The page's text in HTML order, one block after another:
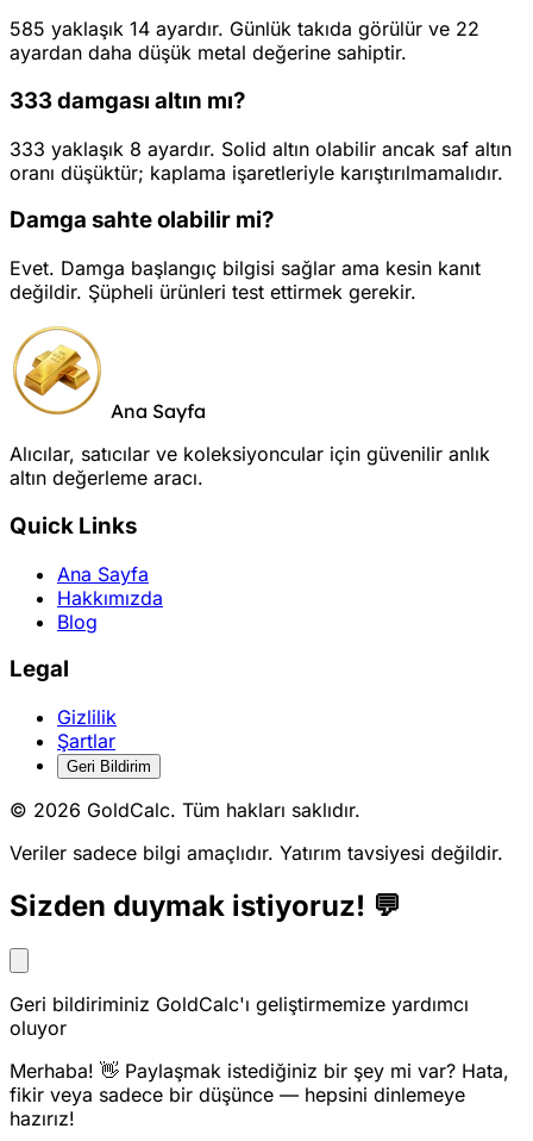
585 yaklaşık 14 ayardır. Günlük takıda görülür ve 22
ayardan daha düşük metal değerine sahiptir.
333 damgası altın mı?
333 yaklaşık 8 ayardır. Solid altın olabilir ancak saf altın
oranı düşüktür; kaplama işaretleriyle karıştırılmamalıdır.
Damga sahte olabilir mi?
Evet. Damga başlangıç bilgisi sağlar ama kesin kanıt
değildir. Şüpheli ürünleri test ettirmek gerekir.
Ana Sayfa
Alıcılar, satıcılar ve koleksiyoncular için güvenilir anlık
altın değerleme aracı.
Quick Links
Ana Sayfa
Hakkımızda
Blog
Legal
Gizlilik
Şartlar
Geri Bildirim
© 2026 GoldCalc. Tüm hakları saklıdır.
Veriler sadece bilgi amaçlıdır. Yatırım tavsiyesi değildir.
Sizden duymak istiyoruz! 💬
Geri bildiriminiz GoldCalc'ı geliştirmemize yardımcı
oluyor
Merhaba! 👋 Paylaşmak istediğiniz bir şey mi var? Hata,
fikir veya sadece bir düşünce — hepsini dinlemeye
hazırız!